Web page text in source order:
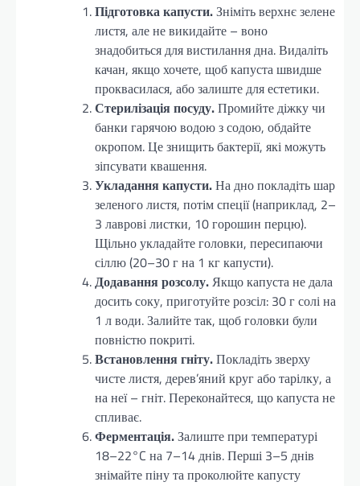
Підготовка капусти.Зніміть верхнє зелене
листя, але не викидайте – воно
знадобиться для вистилання дна. Видаліть
качан, якщо хочете, щоб капуста швидше
проквасилася, або залиште для естетики.
Стерилізація посуду.Промийте діжку чи
банки гарячою водою з содою, обдайте
окропом. Це знищить бактерії, які можуть
зіпсувати квашення.
Укладання капусти.На дно покладіть шар
зеленого листя, потім спеції (наприклад, 2–
3 лаврові листки, 10 горошин перцю).
Щільно укладайте головки, пересипаючи
сіллю (20–30 г на 1 кг капусти).
Додавання розсолу.Якщо капуста не дала
досить соку, приготуйте розсіл: 30 г солі на
1 л води. Залийте так, щоб головки були
повністю покриті.
Встановлення гніту.Покладіть зверху
чисте листя, дерев’яний круг або тарілку, а
на неї – гніт. Переконайтеся, що капуста не
спливає.
Ферментація.Залиште при температурі
18–22°C на 7–14 днів. Перші 3–5 днів
знімайте піну та проколюйте капусту